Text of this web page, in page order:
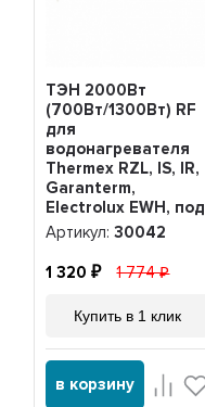
ТЭН 2000Вт
(700Вт/1300Вт) RF
для
водонагревателя
Thermex RZL, IS, IR,
Garanterm,
Electrolux EWH, под
анод М4, нерж,
30042
Артикул:30042
1 320 1 774
Купить в 1 клик
в корзину